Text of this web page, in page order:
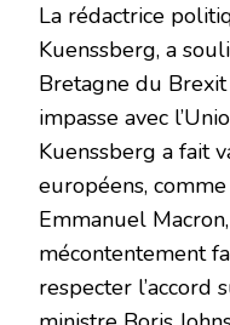
La rédactrice
Kuenssberg, a
Bretagne du Brexit
impasse avec
Kuenssberg a fait
européens,
Emmanuel
mécontentement
respecter l’accord